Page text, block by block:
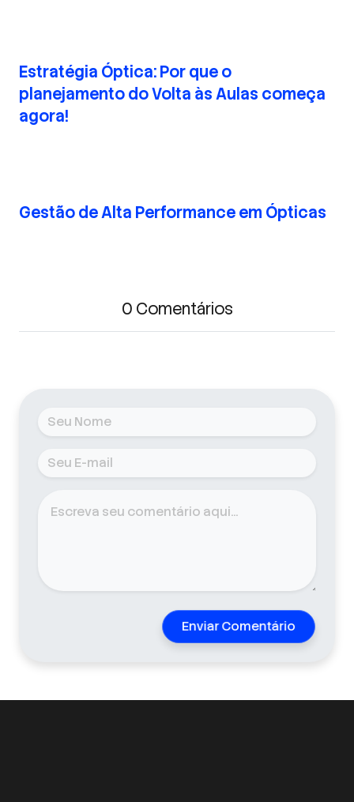
Estratégia Óptica: Por que o
planejamento do Volta às Aulas começa
agora!
Gestão de Alta Performance em Ópticas
0 Comentários
Enviar Comentário